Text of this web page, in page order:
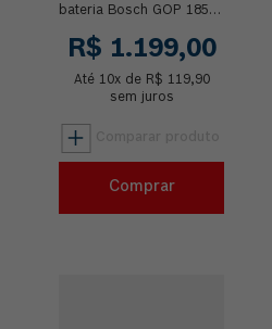
BATERIA
bateria Bosch GOP 185-LI
autonomia e
performance no trabalho,
com menos manuten...
R$ 1.199,00
Até 10x de R$ 119,90
sem juros
Comprar